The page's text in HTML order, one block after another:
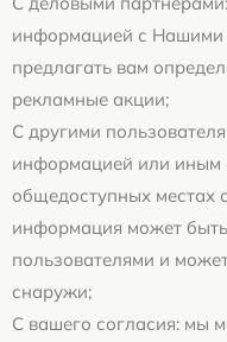
информацией с Нашими
предлагать вам
рекламные акции;
С другими
информацией или иным
общедоступных местах
информация может
пользователями и
снаружи;
С вашего согласия: мы